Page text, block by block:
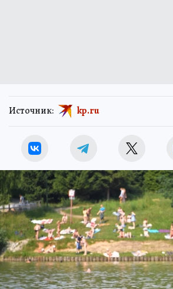
Источник: kp.ru